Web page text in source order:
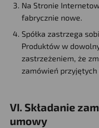
Na Stronie
fabrycznie nowe.
Spółka zastrzega
Produktów w
zastrzeżeniem, że
zamówień przyjętych
VI. Składanie
umowy